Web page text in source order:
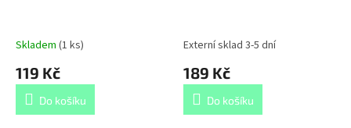
Skladem (1 ks)
119 Kč
Do košíku
Externí sklad 3-5 dní
189 Kč
Do košíku